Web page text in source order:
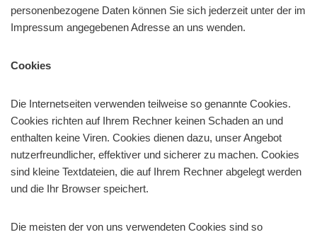
personenbezogene Daten können Sie sich jederzeit unter der im
Impressum angegebenen Adresse an uns wenden.
Cookies
Die Internetseiten verwenden teilweise so genannte Cookies.
Cookies richten auf Ihrem Rechner keinen Schaden an und
enthalten keine Viren. Cookies dienen dazu, unser Angebot
nutzerfreundlicher, effektiver und sicherer zu machen. Cookies
sind kleine Textdateien, die auf Ihrem Rechner abgelegt werden
und die Ihr Browser speichert.
Die meisten der von uns verwendeten Cookies sind so